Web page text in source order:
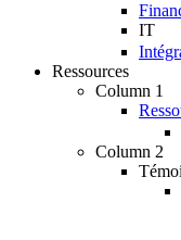
IT
Ressources
Column 1
Column 2